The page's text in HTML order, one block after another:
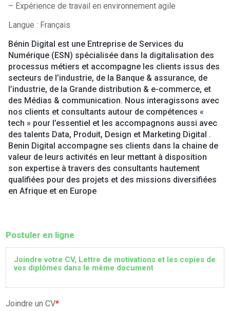
– Expérience de travail en environnement agile
Langue : Français
Bénin Digital est une Entreprise de Services du
Numérique (ESN) spécialisée dans la digitalisation des
processus métiers et accompagne les clients issus des
secteurs de l’industrie, de la Banque & assurance, de
l’industrie, de la Grande distribution & e-commerce, et
des Médias & communication. Nous interagissons avec
nos clients et consultants autour de compétences «
tech » pour l’essentiel et les accompagnons aussi avec
des talents Data, Produit, Design et Marketing Digital .
Benin Digital accompagne ses clients dans la chaine de
valeur de leurs activités en leur mettant à disposition
son expertise à travers des consultants hautement
qualifiées pour des projets et des missions diversifiées
en Afrique et en Europe
Postuler en ligne
Joindre votre CV, Lettre de motivations et les copies de
vos diplômes dans le même document
Joindre un CV*